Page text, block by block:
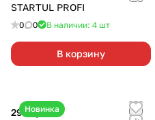
STARTUL PROFI
0 0 В наличии: 4 шт
В корзину
Новинка
295 ₽/шт